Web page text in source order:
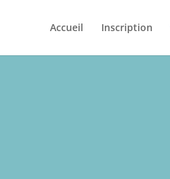
Accueil Inscription